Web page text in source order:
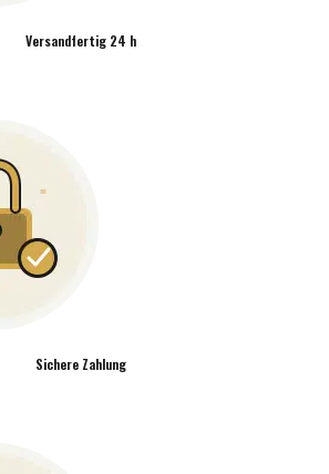
Versandfertig 24 h
Sichere Zahlung